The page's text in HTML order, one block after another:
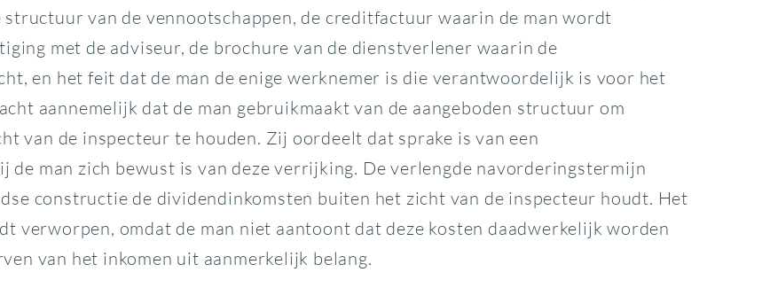
van de vennootschappen, de creditfactuur waarin de man wordt
met de adviseur, de brochure van de dienstverlener waarin de
en het feit dat de man de enige werknemer is die verantwoordelijk is voor het
aannemelijk dat de man gebruikmaakt van de aangeboden structuur om
van de inspecteur te houden. Zij oordeelt dat sprake is van een
man zich bewust is van deze verrijking. De verlengde navorderingstermijn
constructie de dividendinkomsten buiten het zicht van de inspecteur houdt. Het
verworpen, omdat de man niet aantoont dat deze kosten daadwerkelijk worden
van het inkomen uit aanmerkelijk belang.